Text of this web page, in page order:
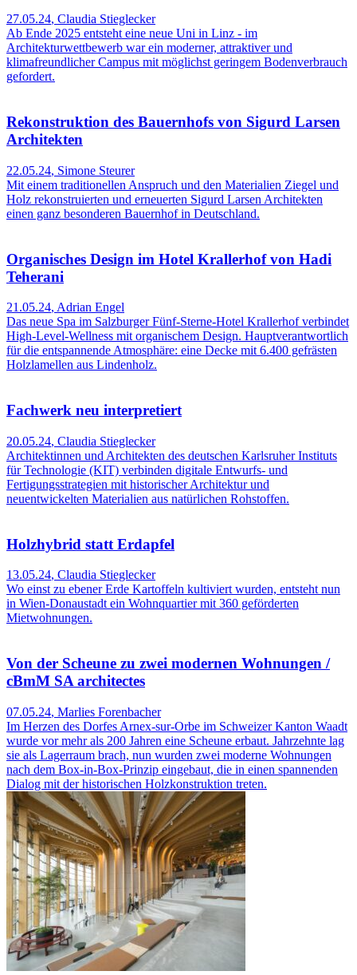
27.05.24, Claudia Stieglecker
Ab Ende 2025 entsteht eine neue Uni in Linz - im
Architekturwettbewerb war ein moderner, attraktiver und
klimafreundlicher Campus mit möglichst geringem Bodenverbrauch
gefordert.
Rekonstruktion des Bauernhofs von Sigurd Larsen
Architekten
22.05.24, Simone Steurer
Mit einem traditionellen Anspruch und den Materialien Ziegel und
Holz rekonstruierten und erneuerten Sigurd Larsen Architekten
einen ganz besonderen Bauernhof in Deutschland.
Organisches Design im Hotel Krallerhof von Hadi
Teherani
21.05.24, Adrian Engel
Das neue Spa im Salzburger Fünf-Sterne-Hotel Krallerhof verbindet
High-Level-Wellness mit organischem Design. Hauptverantwortlich
für die entspannende Atmosphäre: eine Decke mit 6.400 gefrästen
Holzlamellen aus Lindenholz.
Fachwerk neu interpretiert
20.05.24, Claudia Stieglecker
Architektinnen und Architekten des deutschen Karlsruher Instituts
für Technologie (KIT) verbinden digitale Entwurfs- und
Fertigungsstrategien mit historischer Architektur und
neuentwickelten Materialien aus natürlichen Rohstoffen.
Holzhybrid statt Erdapfel
13.05.24, Claudia Stieglecker
Wo einst zu ebener Erde Kartoffeln kultiviert wurden, entsteht nun
in Wien-Donaustadt ein Wohnquartier mit 360 geförderten
Mietwohnungen.
Von der Scheune zu zwei modernen Wohnungen /
cBmM SA architectes
07.05.24, Marlies Forenbacher
Im Herzen des Dorfes Arnex-sur-Orbe im Schweizer Kanton Waadt
wurde vor mehr als 200 Jahren eine Scheune erbaut. Jahrzehnte lag
sie als Lagerraum brach, nun wurden zwei moderne Wohnungen
nach dem Box-in-Box-Prinzip eingebaut, die in einen spannenden
Dialog mit der historischen Holzkonstruktion treten.